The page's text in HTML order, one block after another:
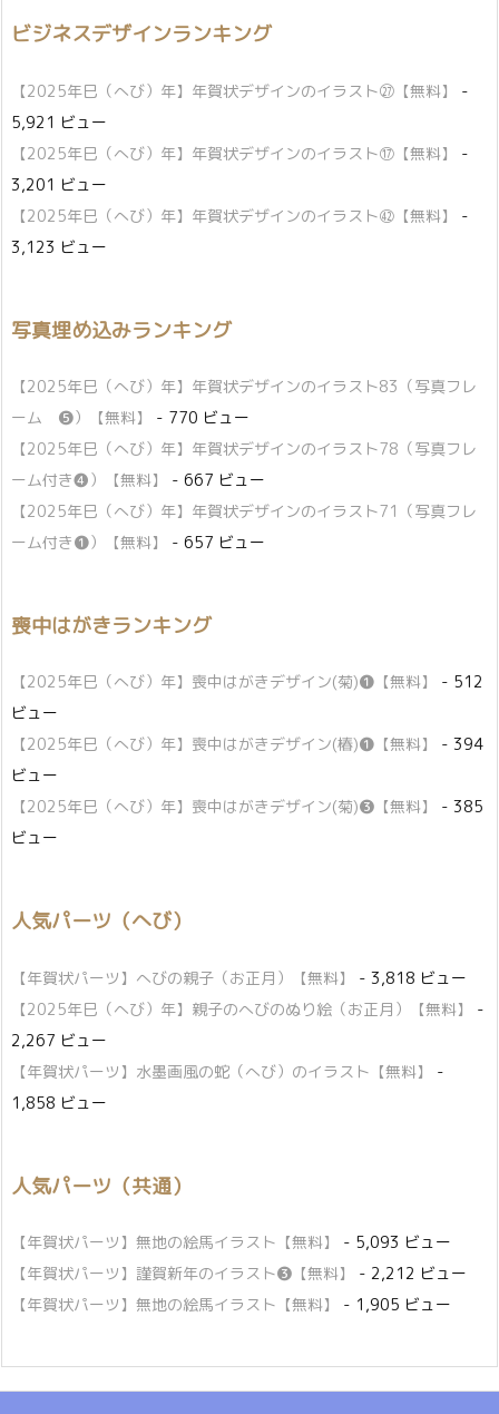
ビジネスデザインランキング
【2025年巳（へび）年】年賀状デザインのイラスト㉗【無料】
-
5,921 ビュー
【2025年巳（へび）年】年賀状デザインのイラスト⑰【無料】
-
3,201 ビュー
【2025年巳（へび）年】年賀状デザインのイラスト㊷【無料】
-
3,123 ビュー
写真埋め込みランキング
【2025年巳（へび）年】年賀状デザインのイラスト83（写真フレ
ーム ❺）【無料】
- 770 ビュー
【2025年巳（へび）年】年賀状デザインのイラスト78（写真フレ
ーム付き❹）【無料】
- 667 ビュー
【2025年巳（へび）年】年賀状デザインのイラスト71（写真フレ
ーム付き❶）【無料】
- 657 ビュー
喪中はがきランキング
【2025年巳（へび）年】喪中はがきデザイン(菊)❶【無料】
- 512
ビュー
【2025年巳（へび）年】喪中はがきデザイン(椿)❶【無料】
- 394
ビュー
【2025年巳（へび）年】喪中はがきデザイン(菊)❸【無料】
- 385
ビュー
人気パーツ（へび）
【年賀状パーツ】へびの親子（お正月）【無料】
- 3,818 ビュー
【2025年巳（へび）年】親子のへびのぬり絵（お正月）【無料】
-
2,267 ビュー
【年賀状パーツ】水墨画風の蛇（へび）のイラスト【無料】
-
1,858 ビュー
人気パーツ（共通）
【年賀状パーツ】無地の絵馬イラスト【無料】
- 5,093 ビュー
【年賀状パーツ】謹賀新年のイラスト❸【無料】
- 2,212 ビュー
【年賀状パーツ】無地の絵馬イラスト【無料】
- 1,905 ビュー